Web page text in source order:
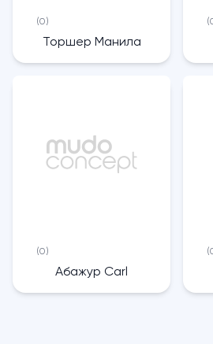
(0)
Торшер Манила
(0)
Абажур Carl